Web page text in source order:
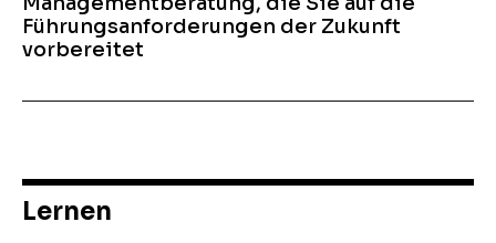
Führungsanforderungen der Zukunft
vorbereitet
Lernen